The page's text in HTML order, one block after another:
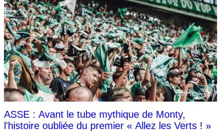
ASSE : Avant le tube mythique de Monty,
l'histoire oubliée du premier « Allez les Verts ! »